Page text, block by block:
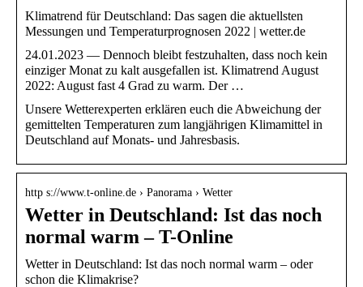
Klimatrend für Deutschland: Das sagen die aktuellsten
Messungen und Temperaturprognosen 2022 | wetter.de
24.01.2023 — Dennoch bleibt festzuhalten, dass noch kein
einziger Monat zu kalt ausgefallen ist. Klimatrend August
2022: August fast 4 Grad zu warm. Der …
Unsere Wetterexperten erklären euch die Abweichung der
gemittelten Temperaturen zum langjährigen Klimamittel in
Deutschland auf Monats- und Jahresbasis.
http s://www.t-online.de › Panorama › Wetter
Wetter in Deutschland: Ist das noch
normal warm – T-Online
Wetter in Deutschland: Ist das noch normal warm – oder
schon die Klimakrise?